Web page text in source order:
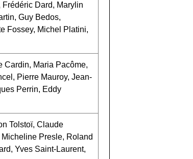
Dard, Marylin
Guy Bedos,
Fossey, Michel Platini,
Cardin, Maria Pacôme,
Pierre Mauroy, Jean-
Perrin, Eddy
Tolstoï, Claude
Presle, Roland
Yves Saint-Laurent,